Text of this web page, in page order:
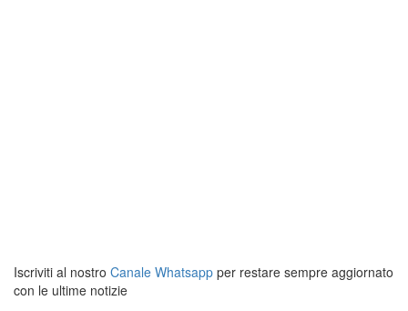
Iscriviti al nostro Canale Whatsapp per restare sempre aggiornato
con le ultime notizie